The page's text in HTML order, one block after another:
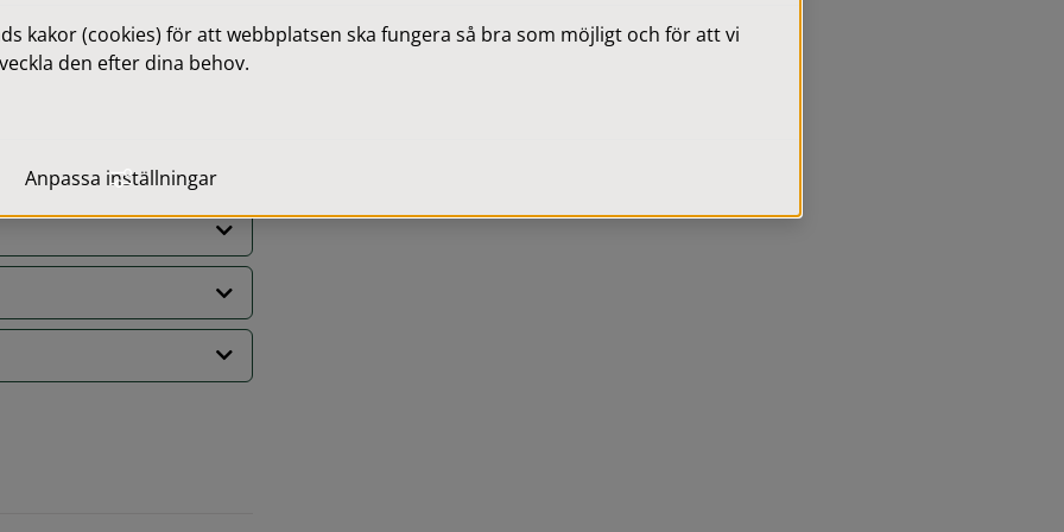
hemtjänsten. Det är
mellan er som
kakor (cookies) för att webbplatsen ska fungera så bra som möjligt och för att vi
den efter dina behov.
Anpassa inställningar